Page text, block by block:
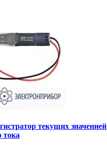
текущих значенией
тока